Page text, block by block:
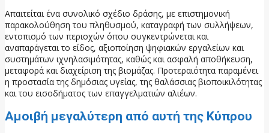
Απαιτείται ένα συνολικό σχέδιο δράσης, με επιστημονική
παρακολούθηση του πληθυσμού, καταγραφή των συλλήψεων,
εντοπισμό των περιοχών όπου συγκεντρώνεται και
αναπαράγεται το είδος, αξιοποίηση ψηφιακών εργαλείων και
συστημάτων ιχνηλασιμότητας, καθώς και ασφαλή αποθήκευση,
μεταφορά και διαχείριση της βιομάζας. Προτεραιότητα παραμένει
η προστασία της δημόσιας υγείας, της θαλάσσιας βιοποικιλότητας
και του εισοδήματος των επαγγελματιών αλιέων.
Αμοιβή μεγαλύτερη από αυτή της Κύπρου